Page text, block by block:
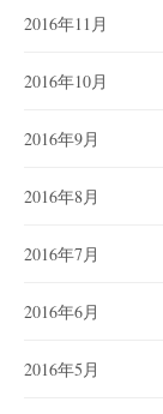
2016年11月
2016年10月
2016年9月
2016年8月
2016年7月
2016年6月
2016年5月